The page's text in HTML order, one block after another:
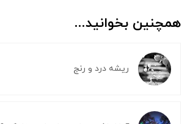
همچنین بخوانید...
ریشه درد و رنج